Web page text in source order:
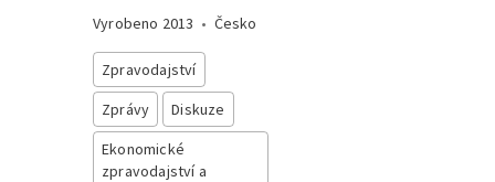
Vyrobeno 2013 • Česko
Zpravodajství
Zprávy
Diskuze
Ekonomické
zpravodajství a